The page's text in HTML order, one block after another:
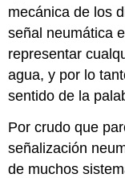
mecánica de los
señal neumática
representar
agua, y por lo
sentido de la
Por crudo que
señalización
de muchos